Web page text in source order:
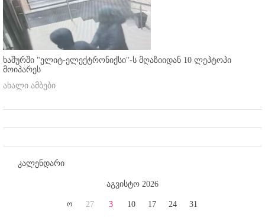
ხაშურში "ელიტ-ელექტრონიქსი"-ს მღაზიიდან 10 ლეპტოპი
მოიპარეს
ახალი ამბები
კალენდარი
აგვისტო 2026
ო 27 3 10 17 24 31